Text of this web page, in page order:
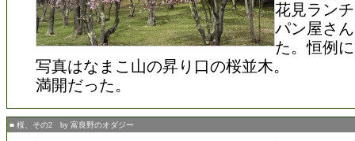
花見ラン
パン屋さ
た。恒例
写真はなまこ山の昇り口の桜並木。
満開だった。
■ 桜、その2 by 富良野のオダジー